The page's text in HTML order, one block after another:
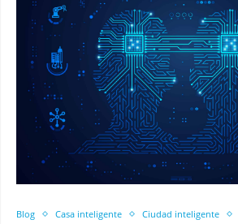
Blog Casa inteligente Ciudad inteligente